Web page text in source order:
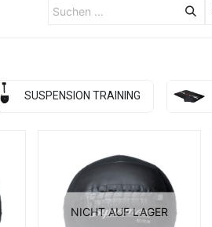
SUSPENSION TRAINING
NICHT AUF LAGER